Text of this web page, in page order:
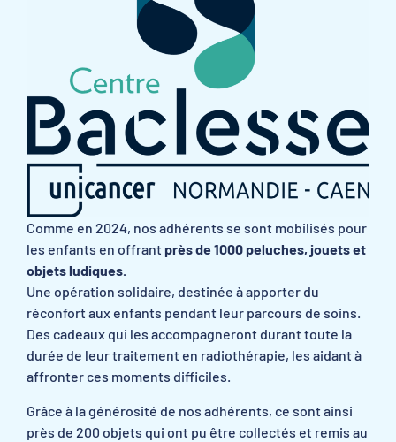
Comme en 2024, nos adhérents se sont mobilisés pour
les enfants en offrant près de 1000 peluches, jouets et
objets ludiques.
Une opération solidaire, destinée à apporter du
réconfort aux enfants pendant leur parcours de soins.
Des cadeaux qui les accompagneront durant toute la
durée de leur traitement en radiothérapie, les aidant à
affronter ces moments difficiles.
Grâce à la générosité de nos adhérents, ce sont ainsi
près de 200 objets qui ont pu être collectés et remis au